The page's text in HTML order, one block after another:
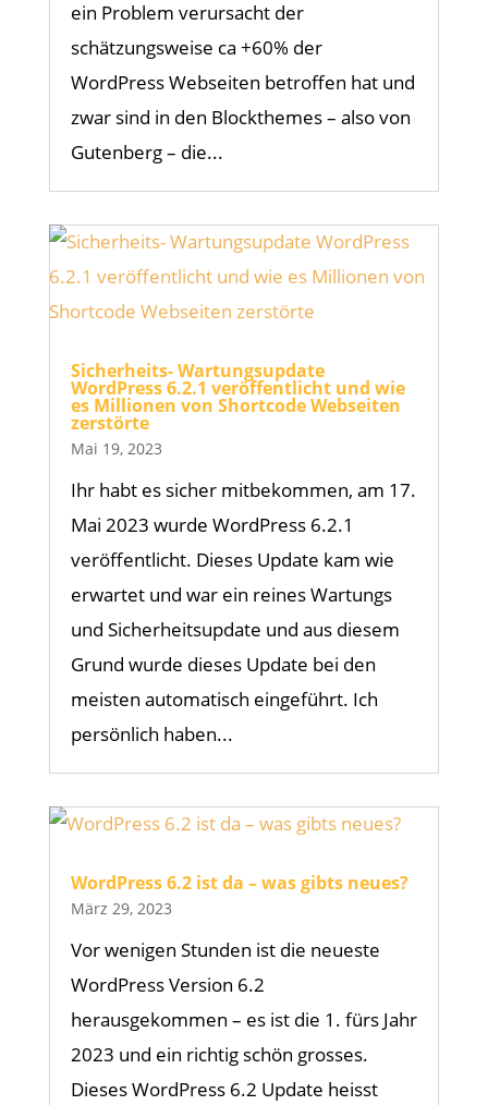
ein Problem verursacht der
schätzungsweise ca +60% der
WordPress Webseiten betroffen hat und
zwar sind in den Blockthemes – also von
Gutenberg – die...
Sicherheits- Wartungsupdate
WordPress 6.2.1 veröffentlicht und wie
es Millionen von Shortcode Webseiten
zerstörte
Mai 19, 2023
Ihr habt es sicher mitbekommen, am 17.
Mai 2023 wurde WordPress 6.2.1
veröffentlicht. Dieses Update kam wie
erwartet und war ein reines Wartungs
und Sicherheitsupdate und aus diesem
Grund wurde dieses Update bei den
meisten automatisch eingeführt. Ich
persönlich haben...
WordPress 6.2 ist da – was gibts neues?
März 29, 2023
Vor wenigen Stunden ist die neueste
WordPress Version 6.2
herausgekommen – es ist die 1. fürs Jahr
2023 und ein richtig schön grosses.
Dieses WordPress 6.2 Update heisst